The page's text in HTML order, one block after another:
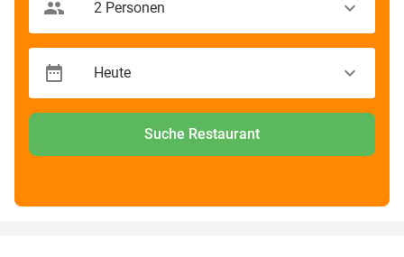
Suche Restaurant